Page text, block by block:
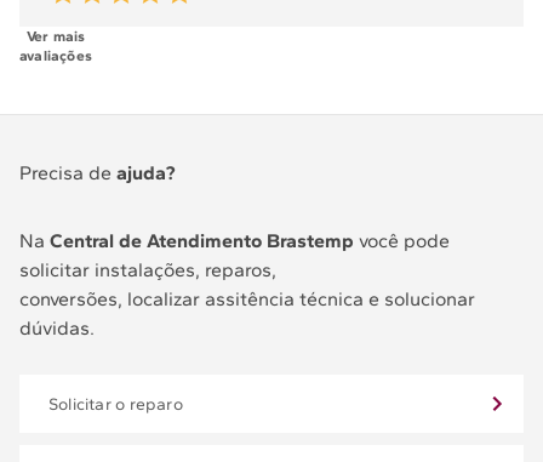
Ver mais
avaliações
Precisa de ajuda?
Na Central de Atendimento Brastemp você pode
solicitar instalações, reparos,
conversões, localizar assitência técnica e solucionar
dúvidas.
Solicitar o reparo